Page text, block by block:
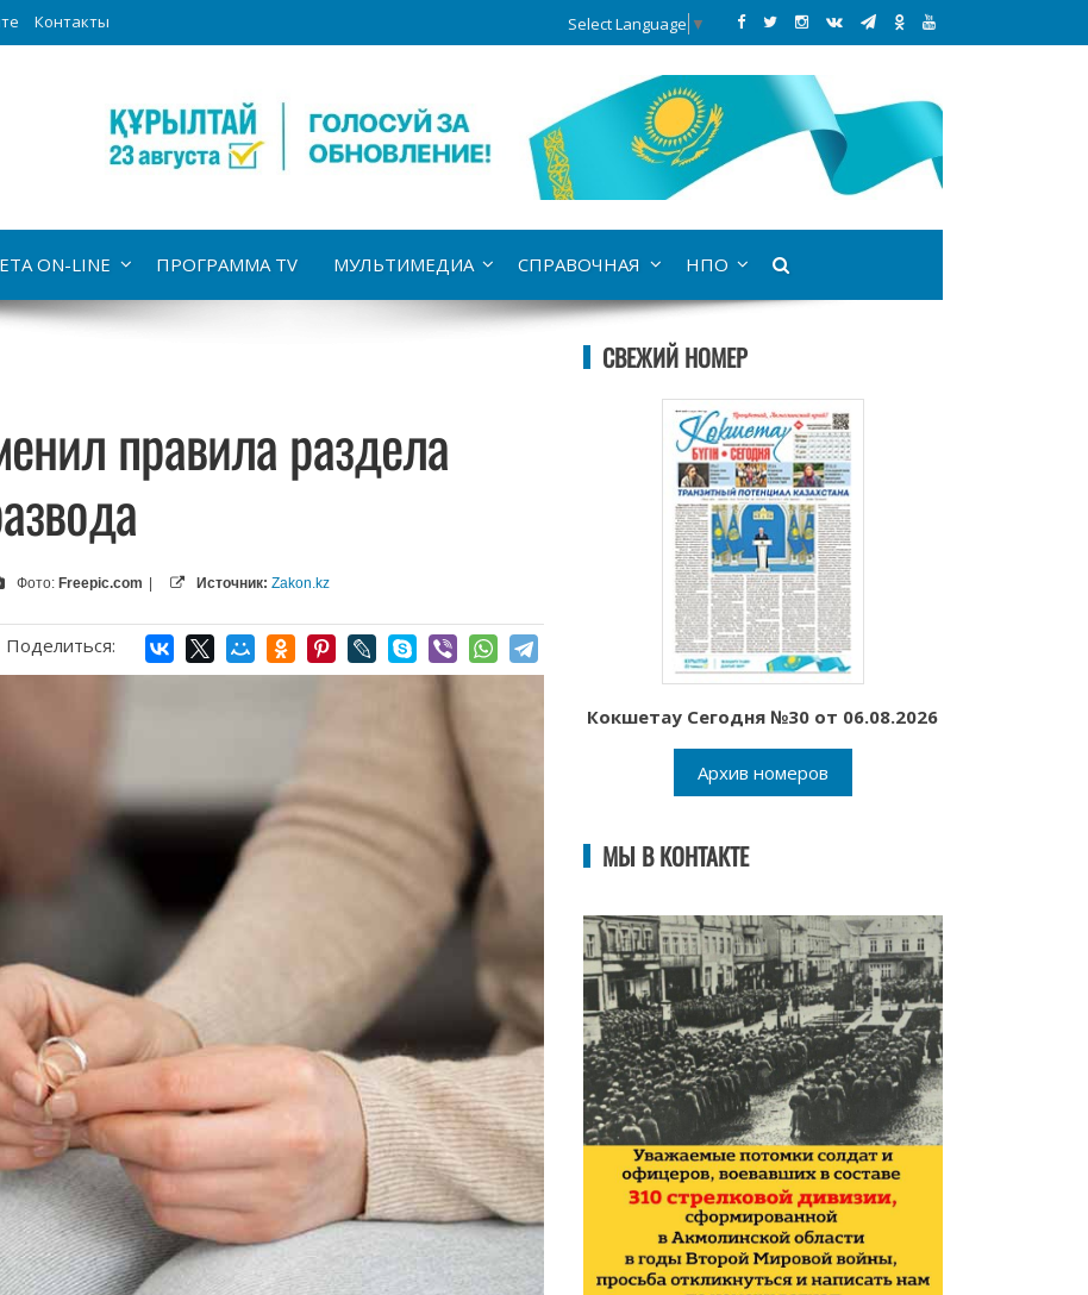
Контакты Select Language ▼
ON-LINE ПРОГРАММА TV МУЛЬТИМЕДИА СПРАВОЧНАЯ НПО
правила раздела
Фото: Freepic.com | Источник: Zakon.kz
Поделиться:
СВЕЖИЙ НОМЕР
Кокшетау Сегодня №30 от 06.08.2026
Архив номеров
МЫ В КОНТАКТЕ